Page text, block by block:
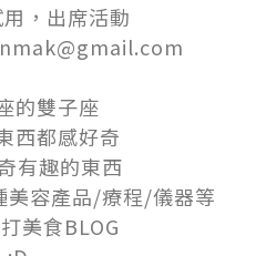
，出席活動
的雙子座
西都感好奇
有趣的東西
美容產品/療程/儀器等
美食BLOG